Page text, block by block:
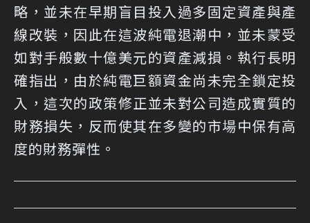
略，並未在早期盲目投入過多固定資產與產
線改裝，因此在這波純電退潮中，並未蒙受
如對手般數十億美元的資產減損。執行長明
確指出，由於純電巨額資金尚未完全鎖定投
入，這次的政策修正並未對公司造成實質的
財務損失，反而使其在多變的市場中保有高
度的財務彈性。